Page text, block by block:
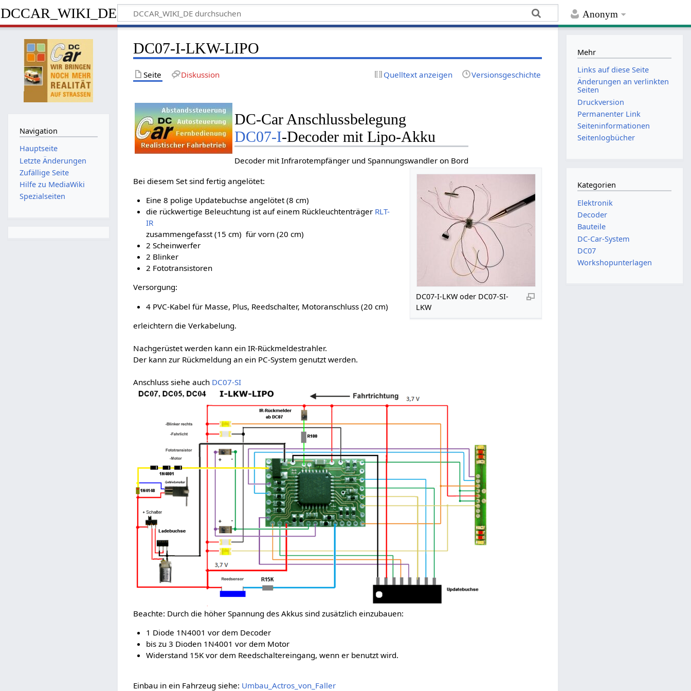
Anonym
DCCAR_WIKI_DE
DC07-I-LKW-LIPO
Seite Diskussion Quelltext anzeigen Versionsgeschichte
DC-Car Anschlussbelegung
DC07-I-Decoder mit Lipo-Akku
Decoder mit Infrarotempfänger und Spannungswandler on Bord
DC07-I-LKW oder DC07-SI-
LKW
Bei diesem Set sind fertig angelötet:
Eine 8 polige Updatebuchse angelötet (8 cm)
die rückwertige Beleuchtung ist auf einem Rückleuchtenträger RLT-
IR
zusammengefasst (15 cm) für vorn (20 cm)
2 Scheinwerfer
2 Blinker
2 Fototransistoren
Versorgung:
4 PVC-Kabel für Masse, Plus, Reedschalter, Motoranschluss (20 cm)
erleichtern die Verkabelung.
Nachgerüstet werden kann ein IR-Rückmeldestrahler.
Der kann zur Rückmeldung an ein PC-System genutzt werden.
Anschluss siehe auch DC07-SI
Beachte: Durch die höher Spannung des Akkus sind zusätzlich einzubauen:
1 Diode 1N4001 vor dem Decoder
bis zu 3 Dioden 1N4001 vor dem Motor
Widerstand 15K vor dem Reedschaltereingang, wenn er benutzt wird.
Einbau in ein Fahrzeug siehe: Umbau_Actros_von_Faller
Navigation
Hauptseite
Letzte Änderungen
Zufällige Seite
Hilfe zu MediaWiki
Spezialseiten
Mehr
Links auf diese Seite
Änderungen an verlinkten
Seiten
Druckversion
Permanenter Link
Seiten­­informationen
Seitenlogbücher
Kategorien
Elektronik
Decoder
Bauteile
DC-Car-System
DC07
Workshopunterlagen